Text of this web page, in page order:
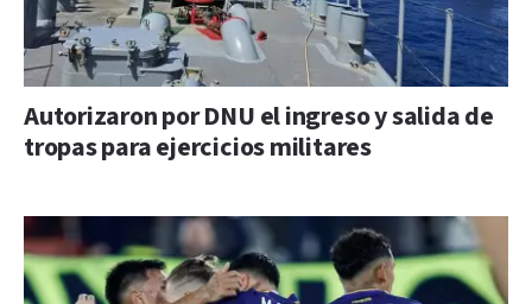
Autorizaron por DNU el ingreso y salida de
tropas para ejercicios militares